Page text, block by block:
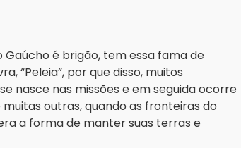
é brigão, tem essa fama de
“Peleia”, por que disso, muitos
nasce nas missões e em seguida ocorre
outras, quando as fronteiras do
a forma de manter suas terras e